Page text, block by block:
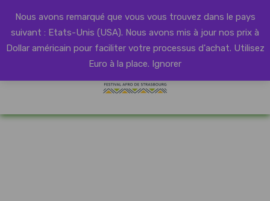
Nous avons remarqué que vous vous trouvez dans le pays
suivant : Etats-Unis (USA). Nous avons mis à jour nos prix à
Dollar américain pour faciliter votre processus d'achat. Utilisez
Euro à la place. Ignorer